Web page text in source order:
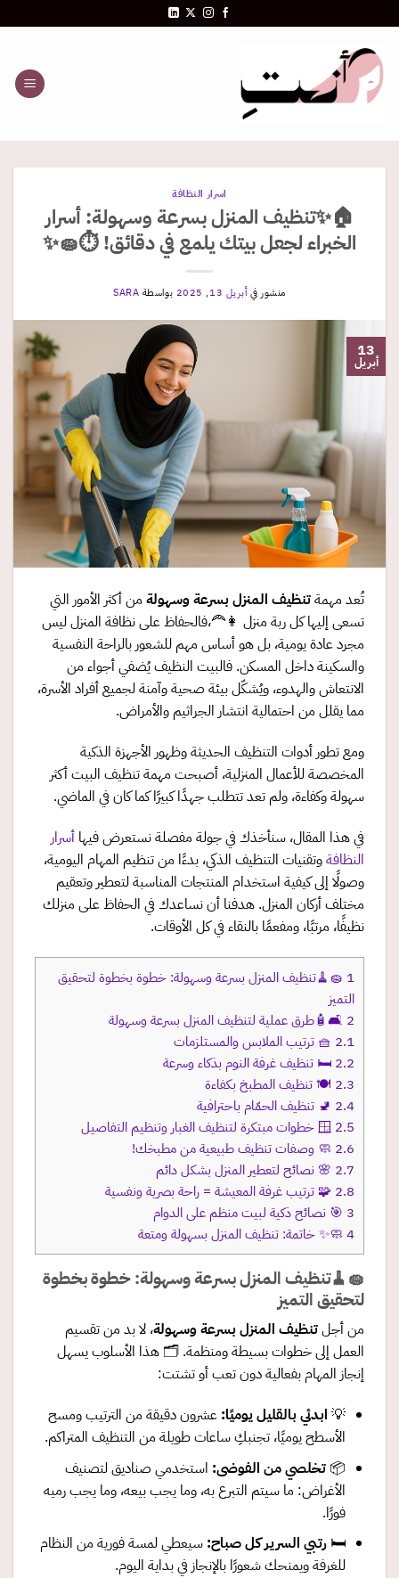
للمحتوى
اسرار النظافة
🏠✨تنظيف المنزل بسرعة وسهولة: أسرار
الخبراء لجعل بيتك يلمع في دقائق! ⏱️🧽✨
منشور فيأبريل 13, 2025 بواسطة SARA
13
أبريل
تُعد مهمةتنظيف المنزل بسرعة وسهولة من أكثر الأمور التي
تسعى إليها كل ربة منزل 👩‍🦰،فالحفاظ على نظافة المنزل ليس
مجرد عادة يومية، بل هو أساس مهم للشعور بالراحة النفسية
والسكينة داخل المسكن. فالبيت النظيف يُضفي أجواء من
الانتعاش والهدوء، ويُشكّل بيئة صحية وآمنة لجميع أفراد الأسرة،
مما يقلل من احتمالية انتشار الجراثيم والأمراض.
ومع تطور أدوات التنظيف الحديثة وظهور الأجهزة الذكية
المخصصة للأعمال المنزلية، أصبحت مهمة تنظيف البيت أكثر
سهولة وكفاءة، ولم تعد تتطلب جهدًا كبيرًا كما كان في الماضي.
في هذا المقال، سنأخذك في جولة مفصلة نستعرض فيها أسرار
النظافةوتقنيات التنظيف الذكي، بدءًا من تنظيم المهام اليومية،
وصولًا إلى كيفية استخدام المنتجات المناسبة لتعطير وتعقيم
مختلف أركان المنزل. هدفنا أن نساعدك في الحفاظ على منزلك
نظيفًا، مرتبًا، ومفعمًا بالنقاء في كل الأوقات.
1 🧽🧹تنظيف المنزل بسرعة وسهولة: خطوة بخطوة لتحقيق
التميز
2 🛋️🧴طرق عملية لتنظيف المنزل بسرعة وسهولة
2.1 🧺 ترتيب الملابس والمستلزمات
2.2 🛏️ تنظيف غرفة النوم بذكاء وسرعة
2.3 🍽️ تنظيف المطبخ بكفاءة
2.4 🚽 تنظيف الحمّام باحترافية
2.5
2.6 🧼 وصفات تنظيف طبيعية من مطبخك!
2.7 🌸 نصائح لتعطير المنزل بشكل دائم
2.8 🧩 ترتيب غرفة المعيشة = راحة بصرية ونفسية
3 🎯 نصائح ذكية لبيت منظم على الدوام
4🧼✨ خاتمة: تنظيف المنزل بسهولة ومتعة
🧽🧹تنظيف المنزل بسرعة وسهولة: خطوة بخطوة
لتحقيق التميز
من أجلتنظيف المنزل بسرعة وسهولة، لا بد من تقسيم
العمل إلى خطوات بسيطة ومنظمة. 🗂️ هذا الأسلوب يسهل
إنجاز المهام بفعالية دون تعب أو تشتت:
💡 ابدئي بالقليل يوميًا: عشرون دقيقة من الترتيب ومسح
الأسطح يوميًا، تجنبكِ ساعات طويلة من التنظيف المتراكم.
📦 تخلصي من الفوضى: استخدمي صناديق لتصنيف
الأغراض: ما سيتم التبرع به، وما يجب بيعه، وما يجب رميه
فورًا.
🛏️ رتبي السرير كل صباح: سيعطي لمسة فورية من النظام
للغرفة ويمنحك شعورًا بالإنجاز في بداية اليوم.